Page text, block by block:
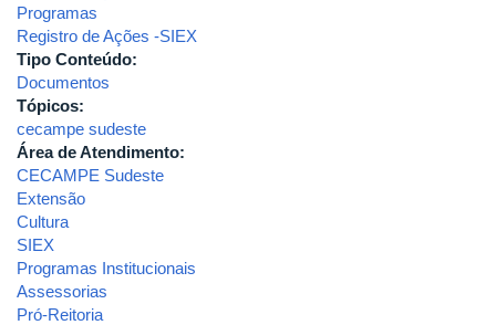
Programas
Registro de Ações -SIEX
Tipo Conteúdo:
Documentos
Tópicos:
cecampe sudeste
Área de Atendimento:
CECAMPE Sudeste
Extensão
Cultura
SIEX
Programas Institucionais
Assessorias
Pró-Reitoria